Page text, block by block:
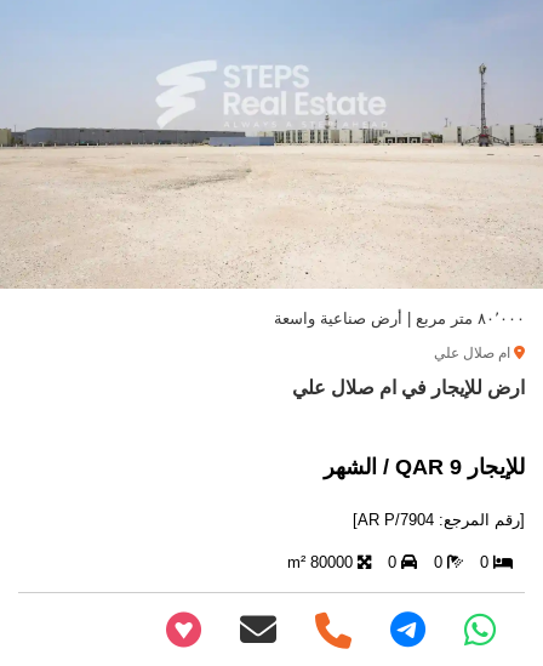
٨٠٬٠٠٠ متر مربع | أرض صناعية واسعة
ام صلال علي
ارض للإيجار في ام صلال علي
للإيجار 9 QAR / الشهر
[رقم المرجع: AR P/7904]
0
0
0
80000 m²